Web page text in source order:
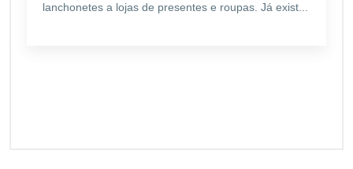
lanchonetes a lojas de presentes e roupas. Já exist...